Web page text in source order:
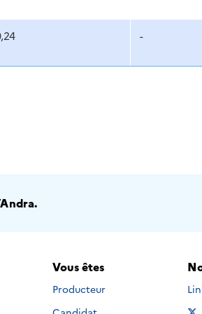
-
Vous êtes
Producteur